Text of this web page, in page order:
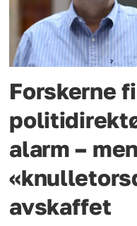
Forskerne
alarm –
avskaffet